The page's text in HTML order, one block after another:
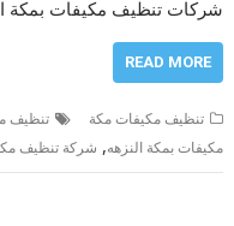
شركات تنظيف مكيفات بمكة
READ MORE
تنظيف مكيفات مكة تنظيف
مكيفات بمكة النزهه, شركة تنظيف